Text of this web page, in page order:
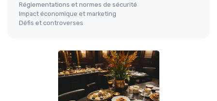
Réglementations et normes de sécurité
Impact économique et marketing
Défis et controverses